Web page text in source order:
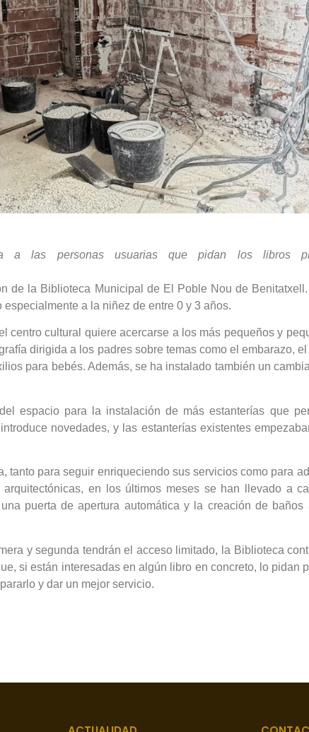
a las personas usuarias que pidan los
de la Biblioteca Municipal de El Poble Nou de
a la niñez de entre 0 y 3 años.
centro cultural quiere acercarse a los más pequeños y
dirigida a los padres sobre temas como el embarazo,
para bebés. Además, se ha instalado también un
espacio para la instalación de más estanterías que
novedades, y las estanterías existentes
tanto para seguir enriqueciendo sus servicios como para
en los últimos meses se han llevado a
puerta de apertura automática y la creación de
y segunda tendrán el acceso limitado, la Biblioteca
si están interesadas en algún libro en concreto, lo pidan
y dar un mejor servicio.